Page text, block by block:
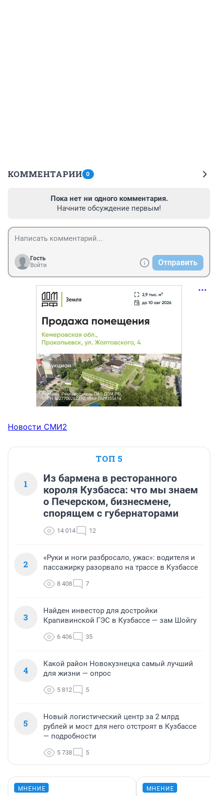
КОММЕНТАРИИ 0
Пока нет ни одного комментария.
Начните обсуждение первым!
Гость
Войти
Отправить
Новости СМИ2
ТОП 5
1
Из бармена в ресторанного
короля Кузбасса: что мы знаем
о Печерском, бизнесмене,
спорящем с губернаторами
14 014 12
2
«Руки и ноги разбросало, ужас»: водителя и
пассажирку разорвало на трассе в Кузбассе
8 408 7
3
Найден инвестор для достройки
Крапивинской ГЭС в Кузбассе — зам Шойгу
6 406 35
4
Какой район Новокузнецка самый лучший
для жизни — опрос
5 812 5
5
Новый логистический центр за 2 млрд
рублей и мост для него отстроят в Кузбассе
— подробности
5 738 5
МНЕНИЕ МНЕНИЕ